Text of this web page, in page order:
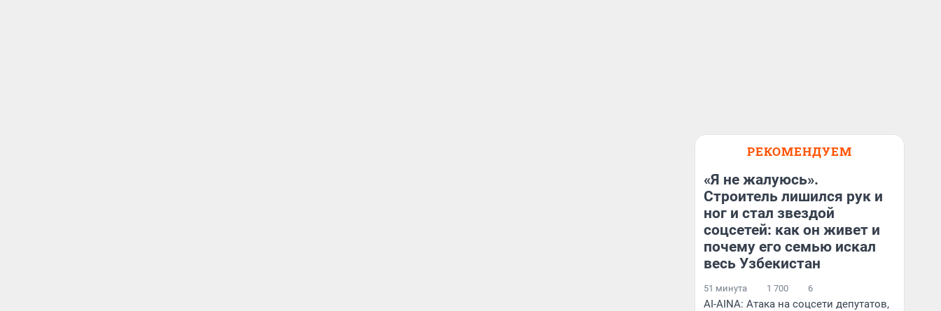
РЕКОМЕНДУЕМ
«Я не жалуюсь».
Строитель лишился рук и
ног и стал звездой
соцсетей: как он живет и
почему его семью искал
весь Узбекистан
51 минута 1 700 6
AI-AINA: Атака на соцсети депутатов,